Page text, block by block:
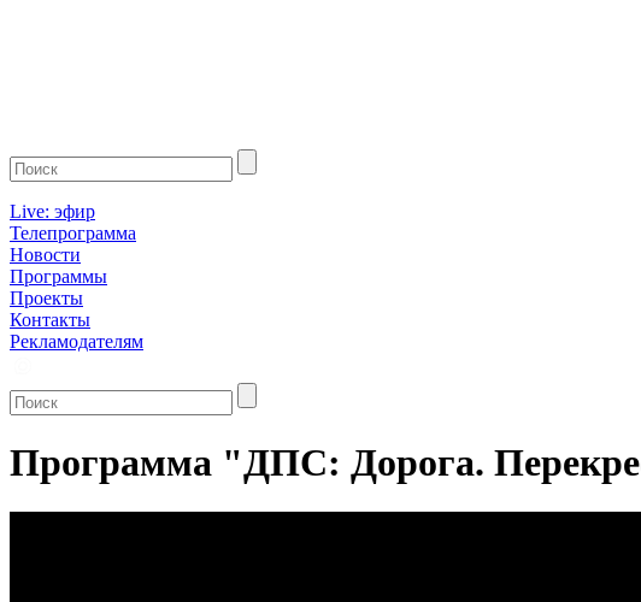
Live: эфир
Телепрограмма
Новости
Программы
Проекты
Контакты
Рекламодателям
Программа "ДПС: Дорога.